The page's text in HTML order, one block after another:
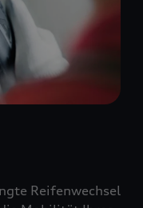
Reifenwechsel